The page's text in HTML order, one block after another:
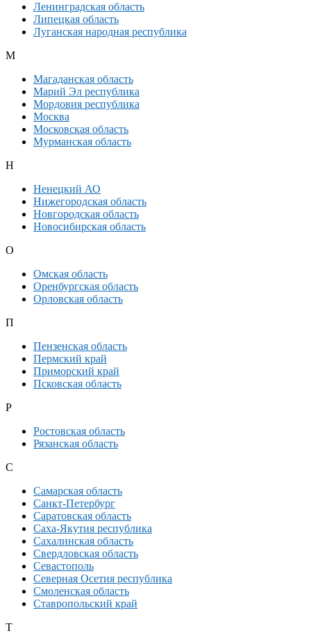
Ленинградская область
Липецкая область
Луганская народная республика
М
Магаданская область
Марий Эл республика
Мордовия республика
Москва
Московская область
Мурманская область
Н
Ненецкий АО
Нижегородская область
Новгородская область
Новосибирская область
О
Омская область
Оренбургская область
Орловская область
П
Пензенская область
Пермский край
Приморский край
Псковская область
Р
Ростовская область
Рязанская область
С
Самарская область
Санкт-Петербург
Саратовская область
Саха-Якутия республика
Сахалинская область
Свердловская область
Севастополь
Северная Осетия республика
Смоленская область
Ставропольский край
Т